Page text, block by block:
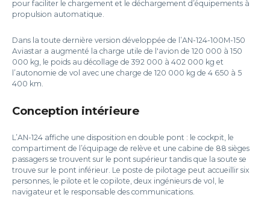
pour faciliter le chargement et le déchargement d’équipements à
propulsion automatique.
Dans la toute dernière version développée de l’AN-124-100M-150
Aviastar a augmenté la charge utile de l'avion de 120 000 à 150
000 kg, le poids au décollage de 392 000 à 402 000 kg et
l’autonomie de vol avec une charge de 120 000 kg de 4 650 à 5
400 km.
Conception intérieure
L’AN-124 affiche une disposition en double pont : le cockpit, le
compartiment de l’équipage de relève et une cabine de 88 sièges
passagers se trouvent sur le pont supérieur tandis que la soute se
trouve sur le pont inférieur. Le poste de pilotage peut accueillir six
personnes, le pilote et le copilote, deux ingénieurs de vol, le
navigateur et le responsable des communications.